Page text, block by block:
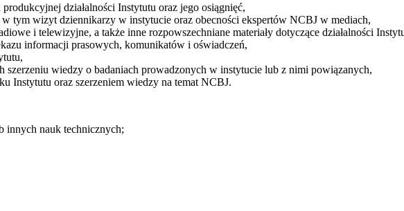
działalności Instytutu oraz jego osiągnięć,
tym wizyt dziennikarzy w instytucie oraz obecności ekspertów NCBJ w mediach,
i telewizyjne, a także inne rozpowszechniane materiały dotyczące działalności
informacji prasowych, komunikatów i oświadczeń,
szerzeniu wiedzy o badaniach prowadzonych w instytucie lub z nimi powiązanych,
Instytutu oraz szerzeniem wiedzy na temat NCBJ.
innych nauk technicznych;